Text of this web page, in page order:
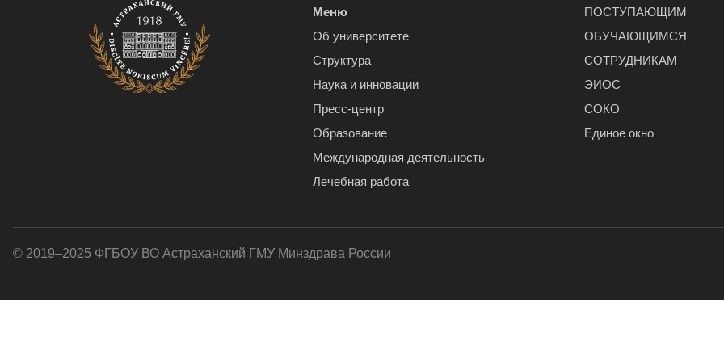
Меню
Об университете
Структура
Наука и инновации
Пресс-центр
Образование
Международная деятельность
Лечебная работа
ПОСТУПАЮЩИМ
ОБУЧАЮЩИМСЯ
СОТРУДНИКАМ
ЭИОС
СОКО
Единое окно
© 2019–2025 ФГБОУ ВО Астраханский ГМУ Минздрава России